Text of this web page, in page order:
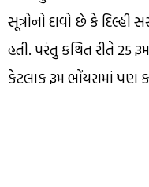
સૂત્રોનો દાવો છે કે
હતી. પરંતુ કથિત રીતે 25
કેટલાક રૂમ ભોંયરામાં પણ